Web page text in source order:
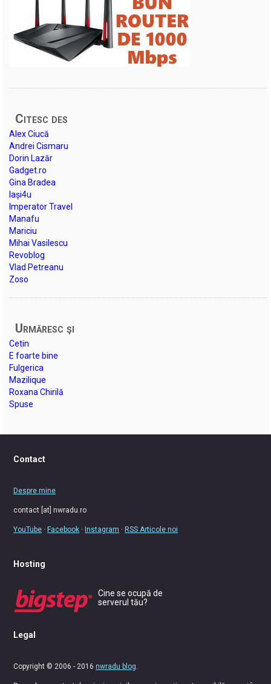
Citesc des
Alex Ciucă
Andrei Cismaru
Dorin Lazăr
Gadget.ro
Gina Bradea
Iași4u
Imperator Travel
Manafu
Mariciu
Mihai Vasilescu
Revoblog
Vlad Petreanu
Zoso
Urmăresc şi
Cetin
E foarte bine
Fulgerica
Mazilique
Roxana Chirilă
Spuse
Contact
Despre mine
contact [at] nwradu.ro
YouTube ·Facebook ·Instagram ·RSS Articole noi
Hosting
Cine se ocupă de
serverul tău?
Legal
Copyright © 2006 - 2016nwradu blog